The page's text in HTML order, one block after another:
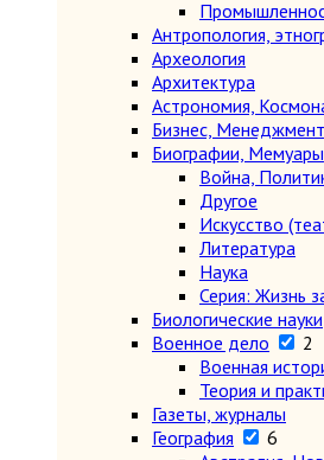
Антропология,
Археология
Архитектура
Астрономия,
Бизнес,
Биографии, Мемуары
Война,
Другое
Искусство
Литература
Наука
Серия: Жизнь
Биологические науки
Военное дело
2
Военная
Теория и
Газеты, журналы
География
6